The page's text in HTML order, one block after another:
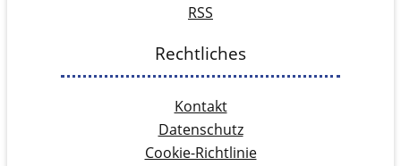
RSS
Rechtliches
Kontakt
Datenschutz
Cookie-Richtlinie